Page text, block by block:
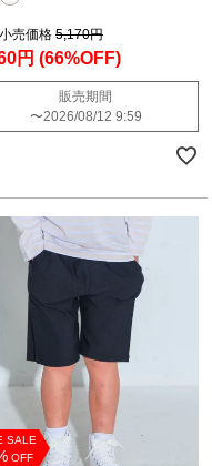
売価格 5,170円
円 (66%OFF)
販売期間
〜2026/08/12 9:59
SALE
OFF